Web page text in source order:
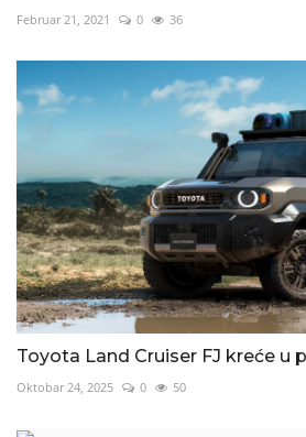
Februar 21, 2021 0 36
Toyota Land Cruiser FJ kreće u
Oktobar 24, 2025 0 50